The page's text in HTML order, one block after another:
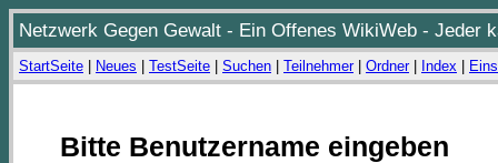
Netzwerk Gegen Gewalt - Ein Offenes WikiWeb - Jeder
StartSeite Neues TestSeite Suchen Teilnehmer| Ordner| Index
Bitte Benutzername eingeben